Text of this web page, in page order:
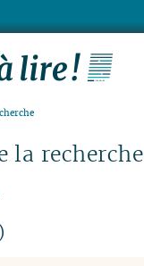
la recherche